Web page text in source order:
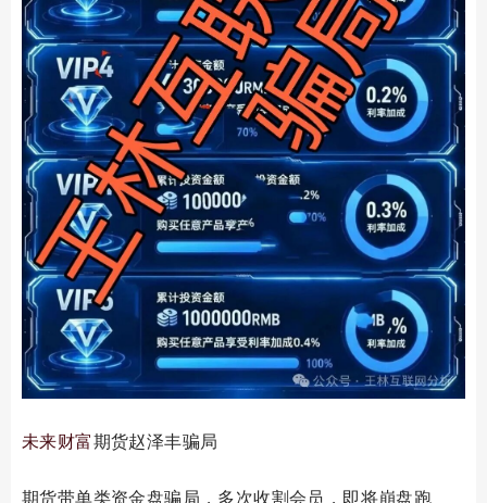
未来财富期货赵泽丰骗局
期货带单类资金盘骗局，多次收割会员，即将崩盘跑